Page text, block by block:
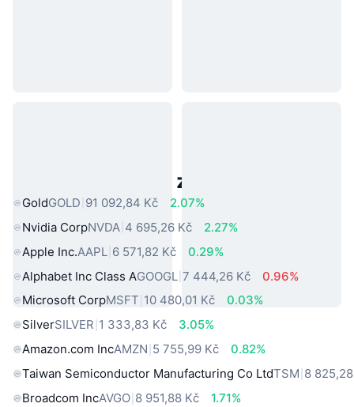
Populární aktiva z reálného světa
GoldGOLD 91 092,84 Kč
2.07%
Nvidia CorpNVDA 4 695,26 Kč
2.27%
Apple Inc.AAPL 6 571,82 Kč
0.29%
Alphabet Inc Class AGOOGL 7 444,26 Kč
0.96%
Microsoft CorpMSFT 10 480,01 Kč
0.03%
SilverSILVER 1 333,83 Kč
3.05%
Amazon.com IncAMZN 5 755,99 Kč
0.82%
Taiwan Semiconductor Manufacturing Co LtdTSM 8
Broadcom IncAVGO 8 951,88 Kč
1.71%